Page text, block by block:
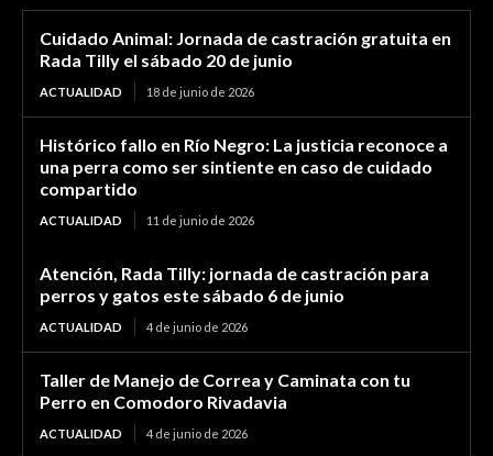
Cuidado Animal: Jornada de castración gratuita en
Rada Tilly el sábado 20 de junio
ACTUALIDAD 18 de junio de 2026
Histórico fallo en Río Negro: La justicia reconoce a
una perra como ser sintiente en caso de cuidado
compartido
ACTUALIDAD 11 de junio de 2026
Atención, Rada Tilly: jornada de castración para
perros y gatos este sábado 6 de junio
ACTUALIDAD 4 de junio de 2026
Taller de Manejo de Correa y Caminata con tu
Perro en Comodoro Rivadavia
ACTUALIDAD 4 de junio de 2026